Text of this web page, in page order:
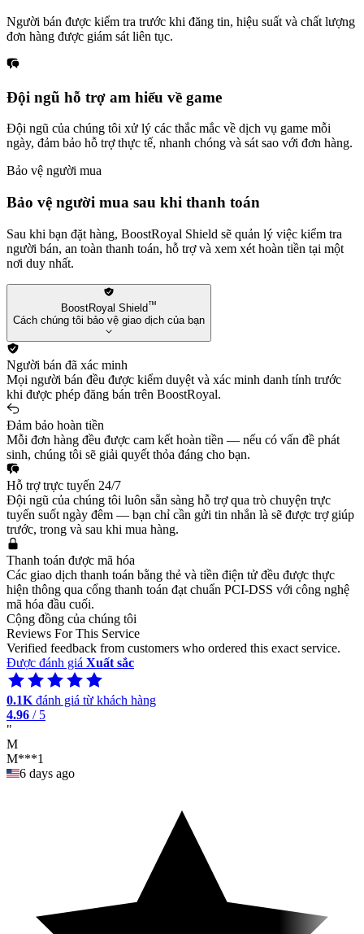
Người bán được kiểm tra trước khi đăng tin, hiệu suất và chất lượng
đơn hàng được giám sát liên tục.
Đội ngũ hỗ trợ am hiểu về game
Đội ngũ của chúng tôi xử lý các thắc mắc về dịch vụ game mỗi
ngày, đảm bảo hỗ trợ thực tế, nhanh chóng và sát sao với đơn hàng.
Bảo vệ người mua
Bảo vệ người mua sau khi thanh toán
Sau khi bạn đặt hàng, BoostRoyal Shield sẽ quản lý việc kiểm tra
người bán, an toàn thanh toán, hỗ trợ và xem xét hoàn tiền tại một
nơi duy nhất.
BoostRoyal Shield™
Cách chúng tôi bảo vệ giao dịch của bạn
Người bán đã xác minh
Mọi người bán đều được kiểm duyệt và xác minh danh tính trước
khi được phép đăng bán trên BoostRoyal.
Đảm bảo hoàn tiền
Mỗi đơn hàng đều được cam kết hoàn tiền — nếu có vấn đề phát
sinh, chúng tôi sẽ giải quyết thỏa đáng cho bạn.
Hỗ trợ trực tuyến 24/7
Đội ngũ của chúng tôi luôn sẵn sàng hỗ trợ qua trò chuyện trực
tuyến suốt ngày đêm — bạn chỉ cần gửi tin nhắn là sẽ được trợ giúp
trước, trong và sau khi mua hàng.
Thanh toán được mã hóa
Các giao dịch thanh toán bằng thẻ và tiền điện tử đều được thực
hiện thông qua cổng thanh toán đạt chuẩn PCI-DSS với công nghệ
mã hóa đầu cuối.
Cộng đồng của chúng tôi
Reviews For This Service
Verified feedback from customers who ordered this exact service.
Được đánh giá Xuất sắc
0.1K đánh giá từ khách hàng
4.96 / 5
"
M
M***1
6 days ago